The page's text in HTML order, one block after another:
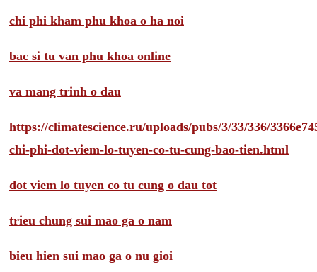
chi phi kham phu khoa o ha noi
bac si tu van phu khoa online
va mang trinh o dau
https://climatescience.ru/uploads/pubs/3/33/336/
chi-phi-dot-viem-lo-tuyen-co-tu-cung-bao-tien.html
dot viem lo tuyen co tu cung o dau tot
trieu chung sui mao ga o nam
bieu hien sui mao ga o nu gioi